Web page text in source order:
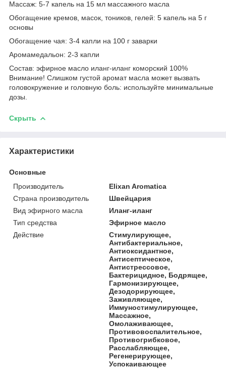
Массаж: 5-7 капель на 15 мл массажного масла
Обогащение кремов, масок, тоников, гелей: 5 капель на 5 г
основы
Обогащение чая: 3-4 капли на 100 г заварки
Аромамедальон: 2-3 капли
Состав: эфирное масло иланг-иланг коморский 100%
Внимание! Слишком густой аромат масла может вызвать
головокружение и головную боль: используйте минимальные
дозы.
Скрыть
Характеристики
Основные
Производитель
Elixan Aromatica
Страна производитель
Швейцария
Вид эфирного масла
Иланг-иланг
Тип средства
Эфирное масло
Действие
Стимулирующее,
Антибактериальное,
Антиоксидантное,
Антисептическое,
Антистрессовое,
Бактерицидное, Бодрящее,
Гармонизирующее,
Дезодорирующее,
Заживляющее,
Иммуностимулирующее,
Массажное,
Омолаживающее,
Противовоспалительное,
Противогрибковое,
Расслабляющее,
Регенерирующее,
Успокаивающее